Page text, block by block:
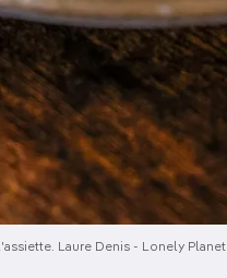
Laure Denis - Lonely Planet